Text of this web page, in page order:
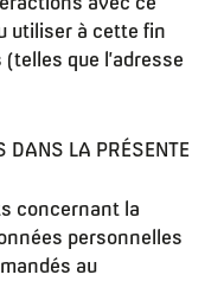
utiliser à cette fin
que l’adresse
DANS LA PRÉSENTE
concernant la
personnelles
au